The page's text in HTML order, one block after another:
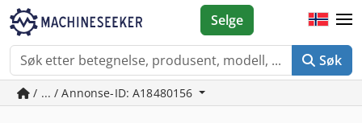
Søk
Selge
/ ... / Annonse-ID: A18480156